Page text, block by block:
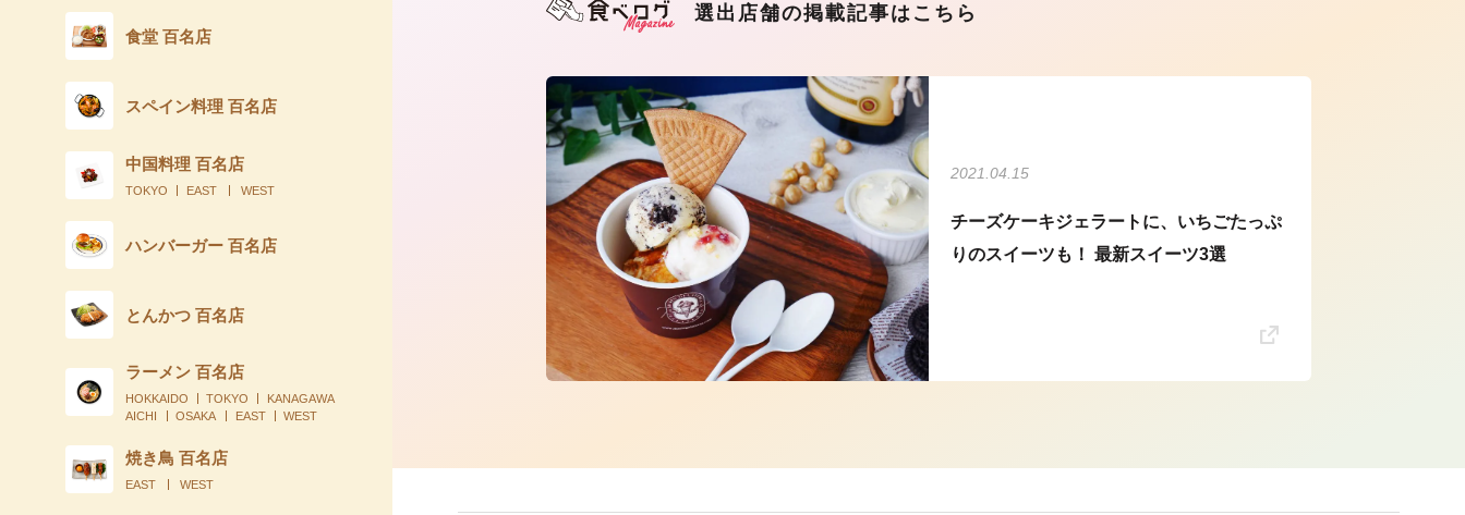
食堂 百名店
スペイン料理 百名店
中国料理 百名店
TOKYO EAST WEST
ハンバーガー 百名店
とんかつ 百名店
ラーメン 百名店
HOKKAIDO TOKYO
KANAGAWA
AICHI
OSAKA EAST WEST
焼き鳥 百名店
EAST WEST
選出店舗の掲載記事はこちら
2021.04.15
チーズケーキジェラートに、いちごたっぷ
りのスイーツも！ 最新スイーツ3選